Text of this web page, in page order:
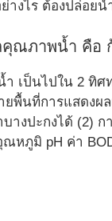
างไร ต้องปล่อย
ณภาพน้ำ คือ
เป็นไปใน 2 ทิศ
พื้นที่การแสดงผ
างปะกงได้ (2)
ภูมิ pH ค่า